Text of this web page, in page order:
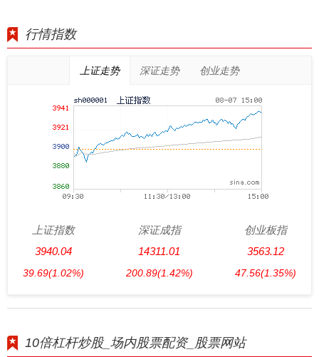
行情指数
上证走势 深证走势 创业走势
上证指数
3940.04
39.69(1.02%)
深证成指
14311.01
200.89(1.42%)
创业板指
3563.12
47.56(1.35%)
10倍杠杆炒股_场内股票配资_股票网站